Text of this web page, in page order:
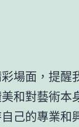
場面，提醒
和對藝術本
己的專業和